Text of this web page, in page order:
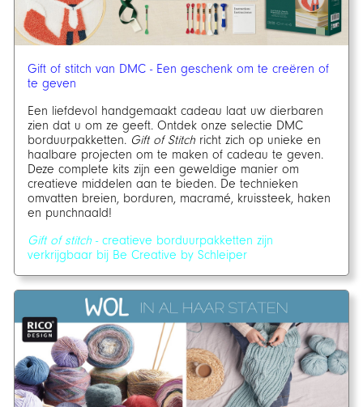
Gift of stitch van DMC - Een geschenk om te creëren of
te geven
Een liefdevol handgemaakt cadeau laat uw dierbaren
zien dat u om ze geeft. Ontdek onze selectie DMC
borduurpakketten. Gift of Stitch richt zich op unieke en
haalbare projecten om te maken of cadeau te geven.
Deze complete kits zijn een geweldige manier om
creatieve middelen aan te bieden. De technieken
omvatten breien, borduren, macramé, kruissteek, haken
en punchnaald!
Gift of stitch - creatieve borduurpakketten zijn
verkrijgbaar bij Be Creative by Schleiper